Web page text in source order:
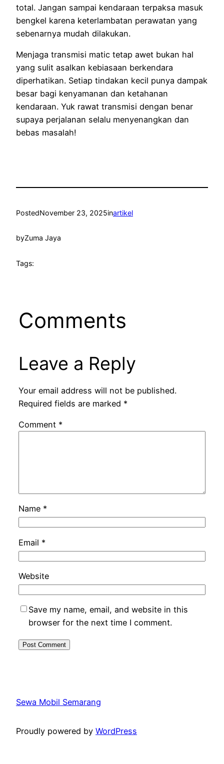
total. Jangan sampai kendaraan terpaksa masuk
bengkel karena keterlambatan perawatan yang
sebenarnya mudah dilakukan.
Menjaga transmisi matic tetap awet bukan hal
yang sulit asalkan kebiasaan berkendara
diperhatikan. Setiap tindakan kecil punya dampak
besar bagi kenyamanan dan ketahanan
kendaraan. Yuk rawat transmisi dengan benar
supaya perjalanan selalu menyenangkan dan
bebas masalah!
PostedNovember 23, 2025inartikel
byZuma Jaya
Tags:
Comments
Leave a Reply
Your email address will not be published.
Required fields are marked *
Comment *
Name *
Email *
Website
Save my name, email, and website in this
browser for the next time I comment.
Sewa Mobil Semarang
Proudly powered by WordPress